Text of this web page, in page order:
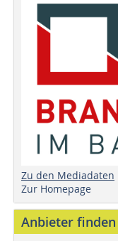
Zu den Mediadaten
Zur Homepage
Anbieter finden